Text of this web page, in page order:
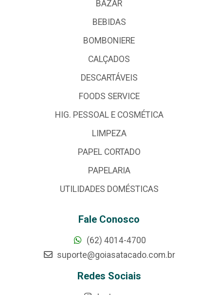
BAZAR
BEBIDAS
BOMBONIERE
CALÇADOS
DESCARTÁVEIS
FOODS SERVICE
HIG. PESSOAL E COSMÉTICA
LIMPEZA
PAPEL CORTADO
PAPELARIA
UTILIDADES DOMÉSTICAS
Fale Conosco
(62) 4014-4700
suporte@goiasatacado.com.br
Redes Sociais